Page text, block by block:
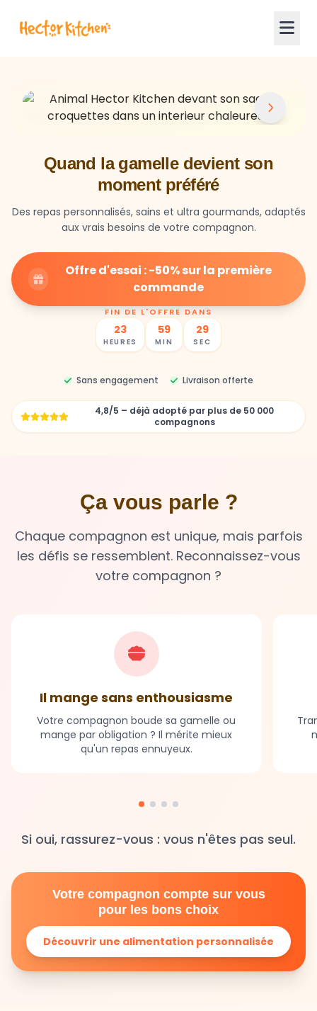
Quand la gamelle devient son
moment préféré
Des repas personnalisés, sains et ultra gourmands, adaptés
aux vrais besoins de votre compagnon.
Offre d'essai : -50% sur la première
commande
FIN DE L'OFFRE DANS
23
HEURES
59
MIN
27
SEC
Sans engagement Livraison offerte
4,8/5 – déjà adopté par plus de 50 000
compagnons
Ça vous parle ?
Chaque compagnon est unique, mais parfois
les défis se ressemblent. Reconnaissez-vous
votre compagnon ?
Il mange sans enthousiasme
Votre compagnon boude sa gamelle ou
mange par obligation ? Il mérite mieux
qu'un repas ennuyeux.
Si oui, rassurez-vous : vous n'êtes pas seul.
Votre compagnon compte sur vous
pour les bons choix
Découvrir une alimentation personnalisée